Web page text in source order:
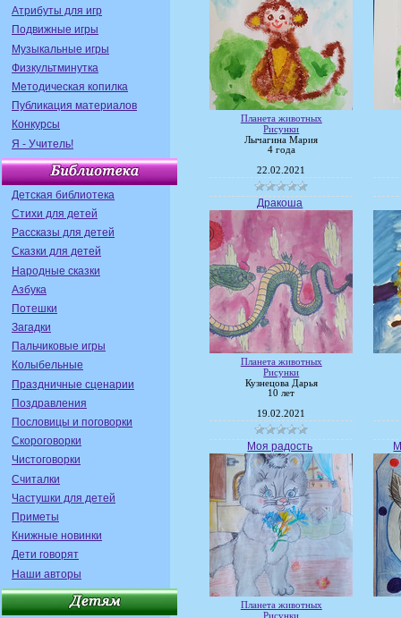
Атрибуты для игр
Подвижные игры
Музыкальные игры
Физкультминутка
Методическая копилка
Публикация материалов
Конкурсы
Я - Учитель!
Детская библиотека
Стихи для детей
Рассказы для детей
Сказки для детей
Народные сказки
Азбука
Потешки
Загадки
Пальчиковые игры
Колыбельные
Праздничные сценарии
Поздравления
Пословицы и поговорки
Скороговорки
Чистоговорки
Считалки
Частушки для детей
Приметы
Книжные новинки
Дети говорят
Наши авторы
Планета животных
Рисунки
Лычагина Мария
4 года
22.02.2021
Дракоша
Планета животных
Рисунки
Кузнецова Дарья
10 лет
19.02.2021
Моя радость
Планета животных
Рисунки